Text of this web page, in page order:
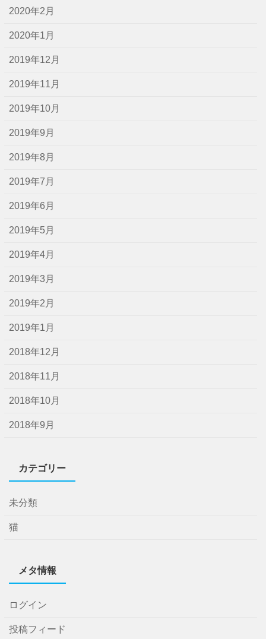
2020年2月
2020年1月
2019年12月
2019年11月
2019年10月
2019年9月
2019年8月
2019年7月
2019年6月
2019年5月
2019年4月
2019年3月
2019年2月
2019年1月
2018年12月
2018年11月
2018年10月
2018年9月
カテゴリー
未分類
猫
メタ情報
ログイン
投稿フィード